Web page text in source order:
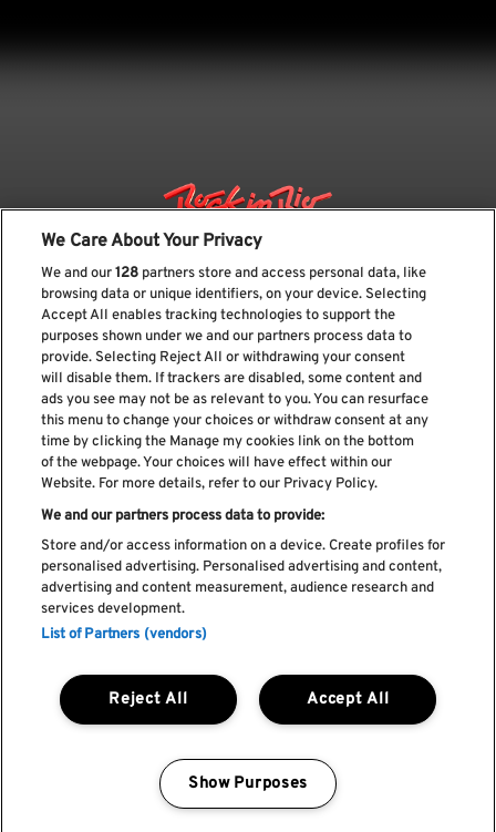
Suscríbase a nuestro boletín
He leído y acepto el Política de privacidad
Libro de Reclamaciones
Política de cookies
Política de privacidad
by Blendd @ 2026
We Care About Your Privacy
We and our128 partners store and access personal data, like
browsing data or unique identifiers, on your device. Selecting
Accept All enables tracking technologies to support the
purposes shown under we and our partners process data to
provide. Selecting Reject All or withdrawing your consent
will disable them. If trackers are disabled, some content and
ads you see may not be as relevant to you. You can resurface
this menu to change your choices or withdraw consent at any
time by clicking the Manage my cookies link on the bottom
of the webpage. Your choices will have effect within our
Website. For more details, refer to our Privacy Policy.
We and our partners process data to provide:
Store and/or access information on a device. Create profiles for
personalised advertising. Personalised advertising and content,
advertising and content measurement, audience research and
services development.
List of Partners (vendors)
Accept All
Reject All
Show Purposes